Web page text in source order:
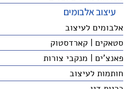
עיצוב אלבומים
אלבומים לעיצוב
סטאקים | קארדסטוק
פאנצ'ים | מנקבי צורות
חותמות לעיצוב